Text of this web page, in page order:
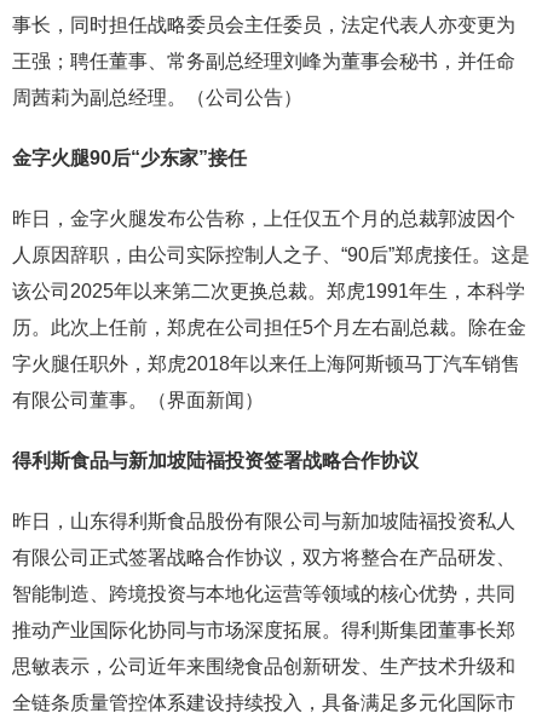
事长，同时担任战略委员会主任委员，法定代表人亦变更为
王强；聘任董事、常务副总经理刘峰为董事会秘书，并任命
周茜莉为副总经理。（公司公告）
金字火腿90后“少东家”接任
昨日，金字火腿发布公告称，上任仅五个月的总裁郭波因个
人原因辞职，由公司实际控制人之子、“90后”郑虎接任。这是
该公司2025年以来第二次更换总裁。郑虎1991年生，本科学
历。此次上任前，郑虎在公司担任5个月左右副总裁。除在金
字火腿任职外，郑虎2018年以来任上海阿斯顿马丁汽车销售
有限公司董事。（界面新闻）
得利斯食品与新加坡陆福投资签署战略合作协议
昨日，山东得利斯食品股份有限公司与新加坡陆福投资私人
有限公司正式签署战略合作协议，双方将整合在产品研发、
智能制造、跨境投资与本地化运营等领域的核心优势，共同
推动产业国际化协同与市场深度拓展。得利斯集团董事长郑
思敏表示，公司近年来围绕食品创新研发、生产技术升级和
全链条质量管控体系建设持续投入，具备满足多元化国际市